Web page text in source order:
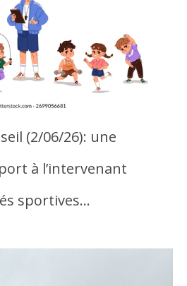
(2/06/26): une
à l’intervenant
sportives…